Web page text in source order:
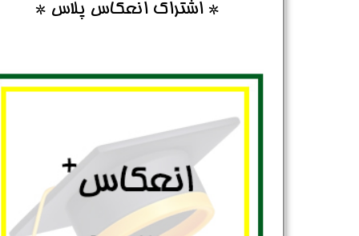
* اشتراک انعکاس پلاس *